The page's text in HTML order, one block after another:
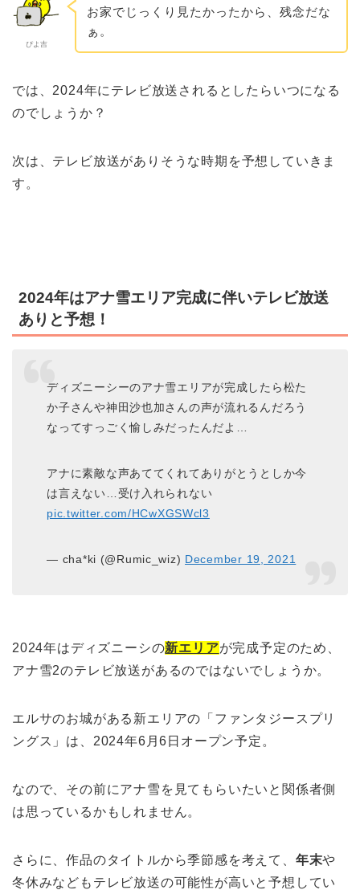
ぴよ吉
お家でじっくり見たかったから、残念だな
ぁ。
では、2024年にテレビ放送されるとしたらいつになる
のでしょうか？
次は、テレビ放送がありそうな時期を予想していきま
す。
2024年はアナ雪エリア完成に伴いテレビ放送
ありと予想！
ディズニーシーのアナ雪エリアが完成したら松た
か子さんや神田沙也加さんの声が流れるんだろう
なってすっごく愉しみだったんだよ…
アナに素敵な声あててくれてありがとうとしか今
は言えない…受け入れられない
pic.twitter.com/HCwXGSWcl3
— cha*ki (@Rumic_wiz) December 19, 2021
2024年はディズニーシの新エリアが完成予定のため、
アナ雪2のテレビ放送があるのではないでしょうか。
エルサのお城がある新エリアの「ファンタジースプリ
ングス」は、2024年6月6日オープン予定。
なので、その前にアナ雪を見てもらいたいと関係者側
は思っているかもしれません。
さらに、作品のタイトルから季節感を考えて、 年末や
冬休みなどもテレビ放送の可能性が高いと予想してい